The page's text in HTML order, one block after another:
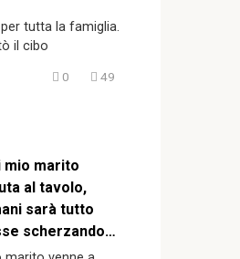
tutta la famiglia.
il cibo
0 49
marito
al tavolo,
sarà tutto
scherzando…